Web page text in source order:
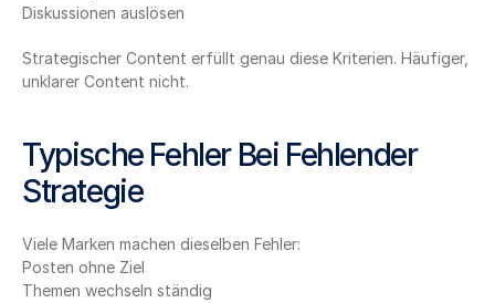
Diskussionen auslösen
Strategischer Content erfüllt genau diese Kriterien. Häufiger,
unklarer Content nicht.
Typische Fehler Bei Fehlender
Strategie
Viele Marken machen dieselben Fehler:
Posten ohne Ziel
Themen wechseln ständig